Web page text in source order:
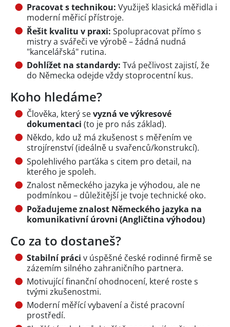
Pracovat s technikou: Využiješ klasická měřidla i
moderní měřicí přístroje.
Řešit kvalitu v praxi: Spolupracovat přímo s
mistry a svářeči ve výrobě – žádná nudná
"kancelářská" rutina.
Dohlížet na standardy: Tvá pečlivost zajistí, že
do Německa odejde vždy stoprocentní kus.
Koho hledáme?
Člověka, který sevyzná ve výkresové
dokumentaci (to je pro nás základ).
Někdo, kdo už má zkušenost s měřením ve
strojírenství (ideálně u svařenců/konstrukcí).
Spolehlivého parťáka s citem pro detail, na
kterého je spoleh.
Znalost německého jazyka je výhodou, ale ne
podmínkou – důležitější je tvoje technické oko.
Požadujeme znalost Německého jazyka na
komunikativní úrovni (Angličtina výhodou)
Co za to dostaneš?
Stabilní práci v úspěšné české rodinné firmě se
zázemím silného zahraničního partnera.
Motivující finanční ohodnocení, které roste s
tvými zkušenostmi.
Moderní měřící vybavení a čisté pracovní
prostředí.